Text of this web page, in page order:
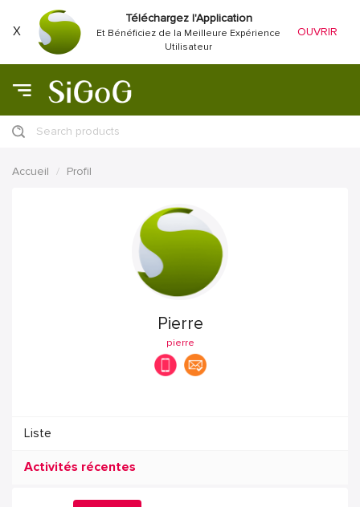
X
Téléchargez l'Application
Et Bénéficiez de la Meilleure Expérience
Utilisateur
OUVRIR
Search products
Accueil Profil
Pierre
pierre
Liste
Activités récentes